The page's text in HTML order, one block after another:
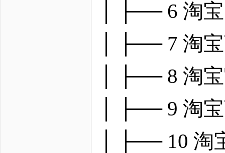
│ ├── 6 淘
│ ├── 7 淘
│ ├── 8 淘
│ ├── 9 淘
│ ├── 10 淘